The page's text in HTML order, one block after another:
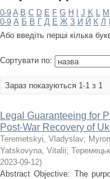
0-9 A B C D E F G H J K L M
0-9 А Б В Г Д Е Ж З И Й К Л
Або введіть перші кілька
Сортувати по:
Зараз показуються 1-1 з 1
Legal Guaranteeing for
Post-War Recovery of
Teremetskyi, Vladyslav;
Yatskovyna, Vitalii;
2023-09-12)
Abstract Objective: The